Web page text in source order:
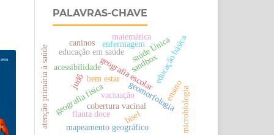
PALAVRAS-CHAVE
geografia física geomorfologia
geografia escolar
sandbox
cobertura vacinal
educação em saúde
enfermagem
vacinação microbiologia
ensino
educação básica
bisel
flauta doce
matemática
atenção primária à saúde mapeamento geográfico
bem estar
acessibilidade
judô
caninos saúde Única